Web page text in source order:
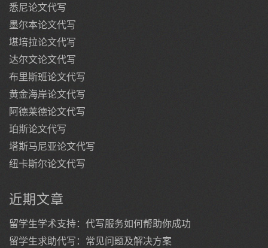
悉尼论文代写
墨尔本论文代写
堪培拉论文代写
达尔文论文代写
布里斯班论文代写
黄金海岸论文代写
阿德莱德论文代写
珀斯论文代写
塔斯马尼亚论文代写
纽卡斯尔论文代写
近期文章
留学生学术支持：代写服务如何帮助你成功
留学生求助代写：常见问题及解决方案